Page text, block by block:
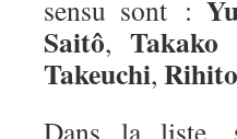
sensu sont :
Saitô, Takako
Takeuchi,
Dans la liste,